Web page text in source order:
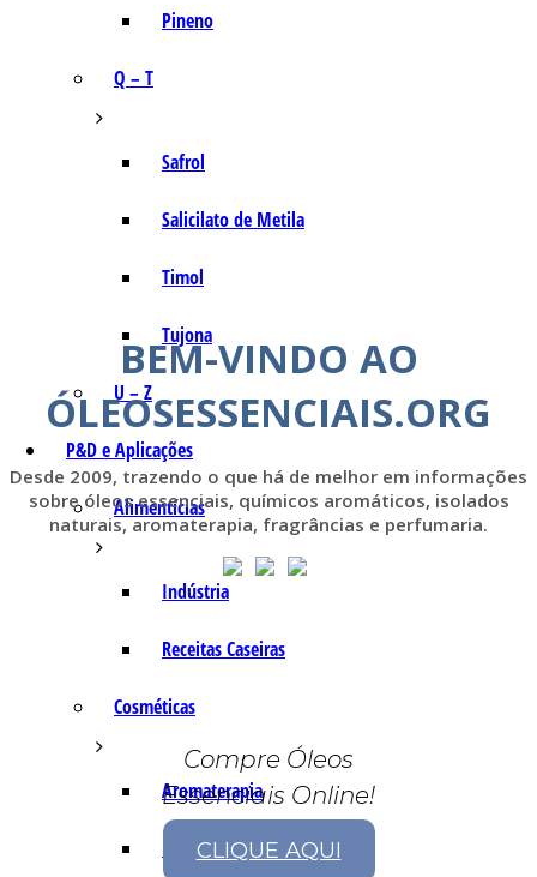
Pineno
Q – T
Safrol
Salicilato de Metila
Timol
Tujona
U – Z
P&D e Aplicações
Alimentícias
Indústria
Receitas Caseiras
Cosméticas
Aromaterapia
Fórmulas Caseiras
BEM-VINDO AO
ÓLEOSESSENCIAIS.ORG
Desde 2009, trazendo o que há de melhor em informações
sobre óleos essenciais, químicos aromáticos, isolados
naturais, aromaterapia, fragrâncias e perfumaria.
Compre Óleos
Essenciais Online!
CLIQUE AQUI